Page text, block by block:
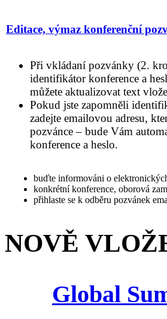
Editace, výmaz konferenční
Při vkládaní pozvánky (2.
identifikátor konference a
můžete aktualizovat text
Pokud jste zapomněli
zadejte emailovou adresu,
pozvánce – bude Vám
konference a heslo.
buďte informováni o
konkrétní konference, oborová
přihlaste se k odběru pozvánek
NOVĚ
Global